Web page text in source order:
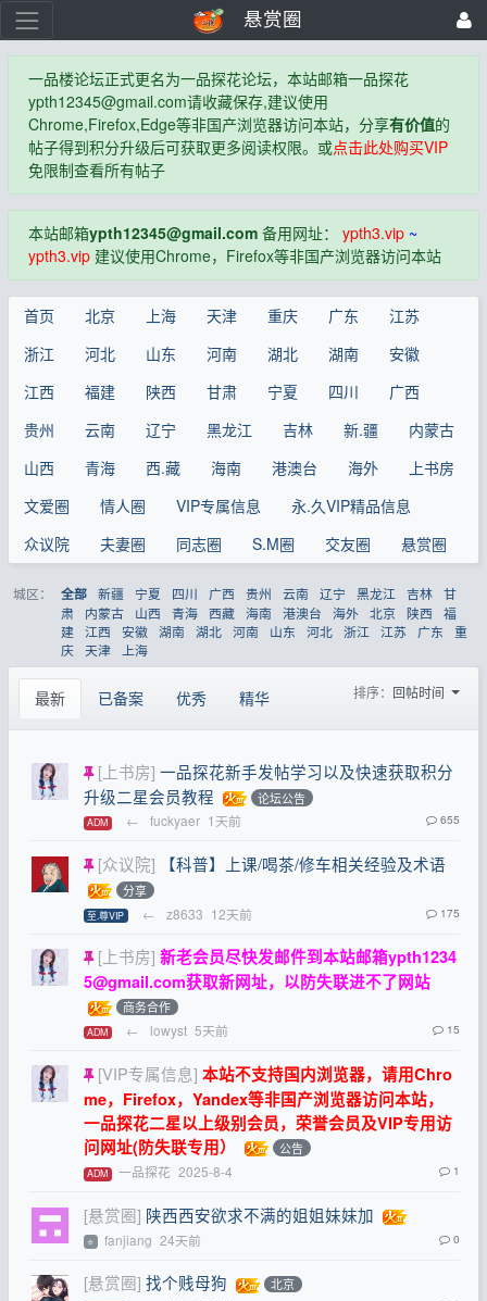
悬赏圈
一品楼论坛正式更名为一品探花论坛，本站邮箱一品探花
ypth12345@gmail.com请收藏保存,建议使用
Chrome,Firefox,Edge等非国产浏览器访问本站，分享有价值的
帖子得到积分升级后可获取更多阅读权限。或点击此处购买VIP
免限制查看所有帖子
本站邮箱ypth12345@gmail.com备用网址： ypth3.vip~
ypth3.vip建议使用Chrome，Firefox等非国产浏览器访问本站
首页 北京 上海 天津 重庆 广东
江苏
浙江
河北 山东 河南 湖北 湖南
安徽
江西
福建 陕西 甘肃 宁夏 四川
广西
贵州
云南 辽宁 黑龙江 吉林 新.疆
内蒙古
山西
青海 西.藏 海南 港澳台 海外
上书房
文爱圈
情人圈 VIP专属信息
永.久VIP精品信息
众议院
夫妻圈 同志圈 S.M圈 交友圈 悬赏圈
城区： 全部 新疆 宁夏 四川 广西 贵州 云南 辽宁 黑龙江 吉林 甘
肃
内蒙古 山西 青海 西藏 海南 港澳台 海外 北京 陕西 福
建 江西 安徽 湖南 湖北 河南 山东 河北 浙江 江苏 广东
重
庆 天津 上海
最新 已备案 优秀 精华 排序： 回帖时间
[上书房] 一品探花新手发帖学习以及快速获取积分
升级二星会员教程
论坛公告
ADM ← fuckyaer 1天前 655
[众议院] 【科普】上课/喝茶/修车相关经验及术语
分享
至.尊VIP ← z8633 12天前 175
[上书房] 新老会员尽快发邮件到本站邮箱ypth1234
5@gmail.com获取新网址，以防失联进不了网站
商务合作
ADM ← lowyst 5天前 15
[VIP专属信息] 本站不支持国内浏览器，请用Chro
me，Firefox，Yandex等非国产浏览器访问本站，
一品探花二星以上级别会员，荣誉会员及VIP专用访
问网址(防失联专用）
公告
ADM 一品探花 2025-8-4 1
[悬赏圈] 陕西西安欲求不满的姐姐妹妹加
⭐ fanjiang 24天前 0
[悬赏圈] 找个贱母狗 北京